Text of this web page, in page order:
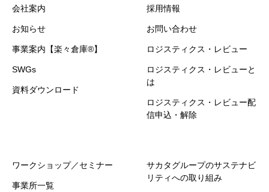
会社案内
お知らせ
事業案内【楽々倉庫®】
SWGs
資料ダウンロード
採用情報
お問い合わせ
ロジスティクス・レビュー
ロジスティクス・レビューと
は
ロジスティクス・レビュー配
信申込・解除
ワークショップ／セミナー
事業所一覧
サカタグループのサステナビ
リティへの取り組み